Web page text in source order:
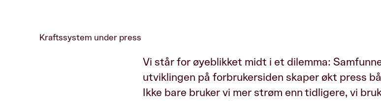
Kraftssystem under press
Vi står for øyeblikket midt i et dilemma:
utviklingen på forbrukersiden skaper økt press
Ikke bare bruker vi mer strøm enn tidligere, vi